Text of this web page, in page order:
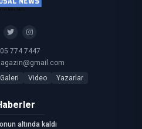
774 7447
Galeri Video Yazarlar
altında kaldı